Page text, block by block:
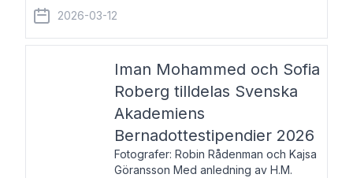
Johan Erséus, född 1959, är fackboksförfattare och
journalist med mångårigt för
2026-03-12
Iman Mohammed och Sofia
Roberg tilldelas Svenska
Akademiens
Bernadottestipendier 2026
Fotografer: Robin Rådenman och Kajsa
Göransson Med anledning av H.M.